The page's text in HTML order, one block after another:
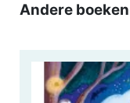
Andere